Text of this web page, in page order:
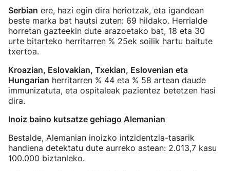
Serbian ere, hazi egin dira heriotzak, eta igandean
beste marka bat hautsi zuten: 69 hildako. Herrialde
horretan gazteekin dute arazoetako bat, 18 eta 30
urte bitarteko herritarren % 25ek soilik hartu baitute
txertoa.
Kroazian, Eslovakian, Txekian, Eslovenian eta
Hungarian herritarren % 44 eta % 58 artean daude
immunizatuta, eta ospitaleak pazientez betetzen hasi
dira.
Inoiz baino kutsatze gehiago Alemanian
Bestalde, Alemanian inoizko intzidentzia-tasarik
handiena detektatu dute aurreko astean: 2.013,7 kasu
100.000 biztanleko.